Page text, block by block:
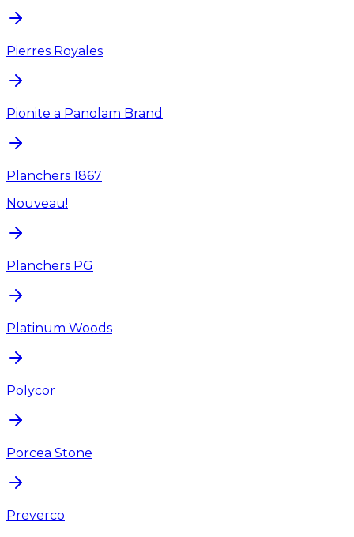
Pierres Royales
Pionite a Panolam Brand
Planchers 1867
Nouveau!
Planchers PG
Platinum Woods
Polycor
Porcea Stone
Preverco